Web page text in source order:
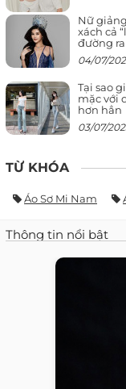
Nữ
xách cả
đường
04/07/
Tại sao
mặc với
hơn hẳn
03/07/
TỪ KHÓA
Áo Sơ Mi Nam
Thông tin nổi bật